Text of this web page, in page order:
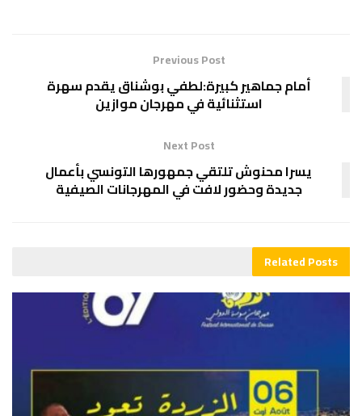
Previous Post
أمام جماهير كبيرة:لطفي بوشناق يقدم سهرة
استثنائية في مهرجان موازين
Next Post
يسرا محنوش تلتقي جمهورها التونسي بأعمال
جديدة وحضور لافت في المهرجانات الصيفية
RelatedPosts